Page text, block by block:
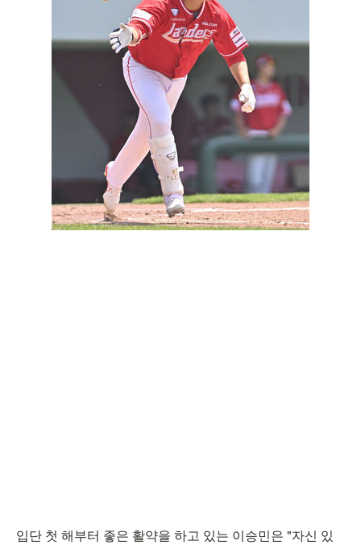
입단 첫 해부터 좋은 활약을 하고 있는 이승민은 "자신 있